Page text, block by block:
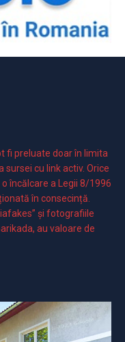
fi preluate doar în limita
sursei cu link activ. Orice
încălcare a Legii 8/1996
în consecință.
și fotografiile
au valoare de